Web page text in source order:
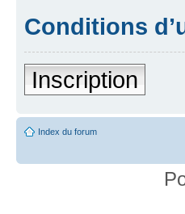
Conditions
Inscription
Index du forum